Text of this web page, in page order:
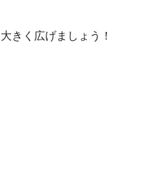
きく広げましょう！